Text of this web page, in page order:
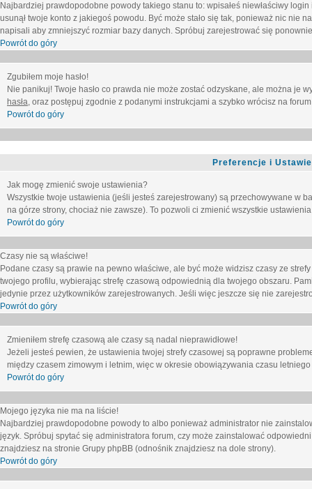
Najbardziej prawdopodobne powody takiego stanu to: wpisałeś niewłaściwy
usunął twoje konto z jakiegoś powodu. Być może stało się tak, ponieważ nic nie
napisali aby zmniejszyć rozmiar bazy danych. Spróbuj zarejestrować się
Powrót do góry
Zgubiłem moje hasło!
Nie panikuj! Twoje hasło co prawda nie może zostać odzyskane, ale można je
hasła, oraz postępuj zgodnie z podanymi instrukcjami a szybko wrócisz na forum
Powrót do góry
Preferencje i
Jak mogę zmienić swoje ustawienia?
Wszystkie twoje ustawienia (jeśli jesteś zarejestrowany) są przechowywane w
na górze strony, chociaż nie zawsze). To pozwoli ci zmienić wszystkie
Powrót do góry
Czasy nie są właściwe!
Podane czasy są prawie na pewno właściwe, ale być może widzisz czasy ze
twojego profilu, wybierając strefę czasową odpowiednią dla twojego obszaru.
jedynie przez użytkowników zarejestrowanych. Jeśli więc jeszcze się nie
Powrót do góry
Zmieniłem strefę czasową ale czasy są nadal nieprawidłowe!
Jeżeli jesteś pewien, że ustawienia twojej strefy czasowej są poprawne
między czasem zimowym i letnim, więc w okresie obowiązywania czasu
Powrót do góry
Mojego języka nie ma na liście!
Najbardziej prawdopodobne powody to albo ponieważ administrator nie
język. Spróbuj spytać się administratora forum, czy może zainstalować
znajdziesz na stronie Grupy phpBB (odnośnik znajdziesz na dole strony).
Powrót do góry